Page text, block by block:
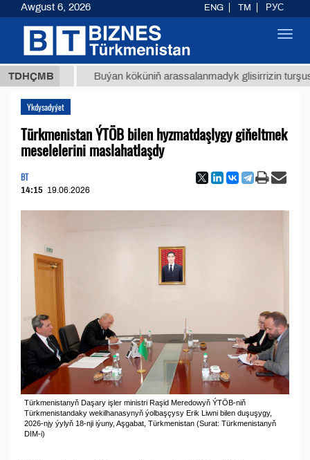
TDHÇMB
ТМТ Buýan köküniň arassalanmadyk glisirrizin turşusy (t.)
Ykdysadyýet
Türkmenistan ÝTÖB bilen hyzmatdaşlygy giňeltmek
meselelerini maslahatlaşdy
BT
14:15 19.06.2026
Türkmenistanyň Daşary işler ministri Raşid Meredowyň ÝTÖB-niň
Türkmenistandaky wekilhanasynyň ýolbaşçysy Erik Liwni bilen duşuşygy,
2026-njy ýylyň 18-nji iýuny, Aşgabat, Türkmenistan (Surat: Türkmenistanyň
DIM-i)
Awgust 6, 2026 ENG TM РУС